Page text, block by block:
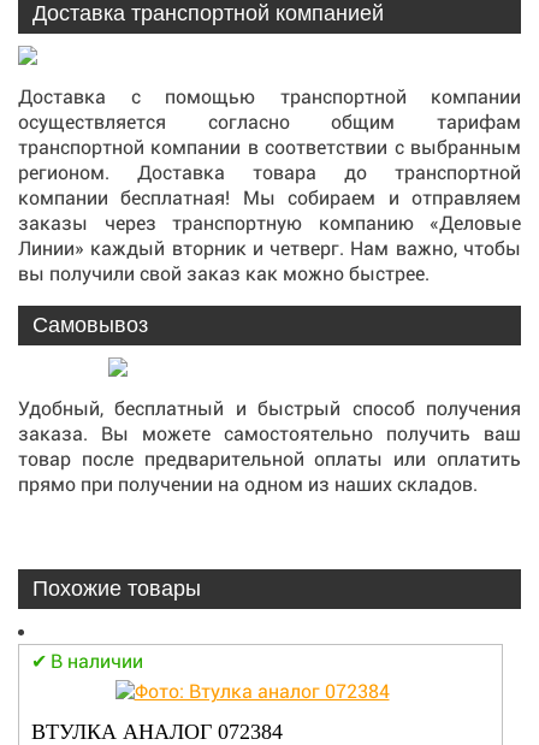
Доставка транспортной компанией
Доставка с помощью транспортной компании
осуществляется согласно общим тарифам
транспортной компании в соответствии с выбранным
регионом. Доставка товара до транспортной
компании бесплатная! Мы собираем и отправляем
заказы через транспортную компанию «Деловые
Линии» каждый вторник и четверг. Нам важно, чтобы
вы получили свой заказ как можно быстрее.
Самовывоз
Удобный, бесплатный и быстрый способ получения
заказа. Вы можете самостоятельно получить ваш
товар после предварительной оплаты или оплатить
прямо при получении на одном из наших складов.
Похожие товары
В наличии
ВТУЛКА АНАЛОГ 072384